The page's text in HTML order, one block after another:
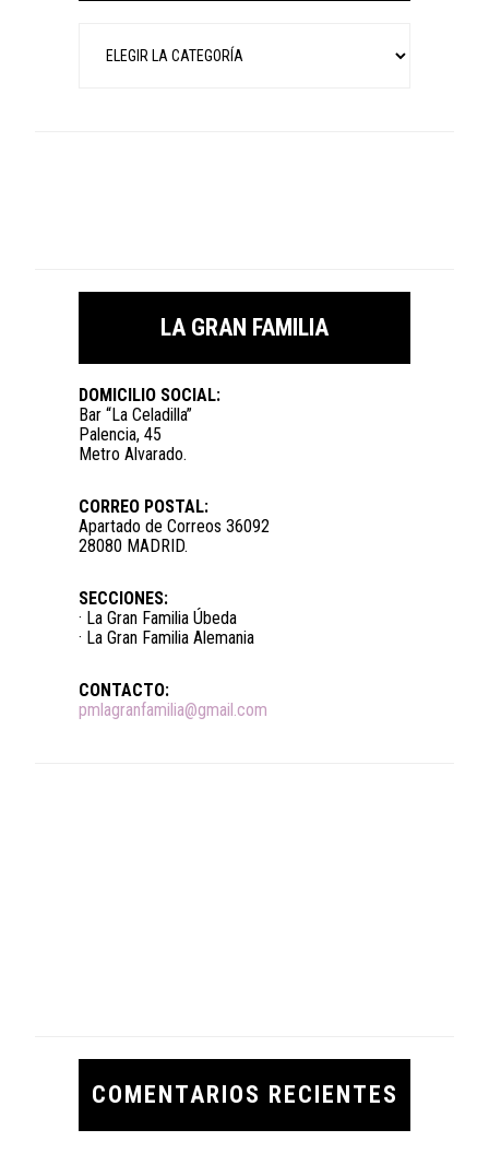
LA GRAN FAMILIA
DOMICILIO SOCIAL:
Bar “La Celadilla”
Palencia, 45
Metro Alvarado.
CORREO POSTAL:
Apartado de Correos 36092
28080 MADRID.
SECCIONES:
· La Gran Familia Úbeda
· La Gran Familia Alemania
CONTACTO:
pmlagranfamilia@gmail.com
COMENTARIOS RECIENTES